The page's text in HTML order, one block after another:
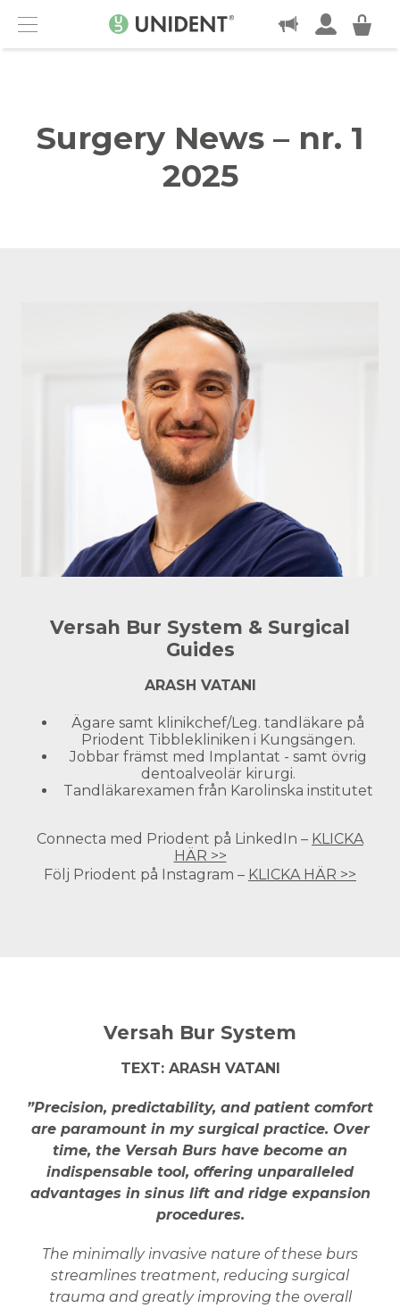
Menu
KONTAKT
Surgery News – nr. 1
2025
Versah Bur System & Surgical
Guides
ARASH VATANI
Ägare samt klinikchef/Leg. tandläkare på
Priodent Tibblekliniken i Kungsängen.
Jobbar främst med Implantat - samt övrig
dentoalveolär kirurgi.
Tandläkarexamen från Karolinska institutet
Connecta med Priodent på LinkedIn – KLICKA
HÄR >>
Följ Priodent på Instagram – KLICKA HÄR >>
Versah Bur System
TEXT: ARASH VATANI
”Precision, predictability, and patient comfort
are paramount in my surgical practice. Over
time, the Versah Burs have become an
indispensable tool, offering unparalleled
advantages in sinus lift and ridge expansion
procedures.
The minimally invasive nature of these burs
streamlines treatment, reducing surgical
trauma and greatly improving the overall